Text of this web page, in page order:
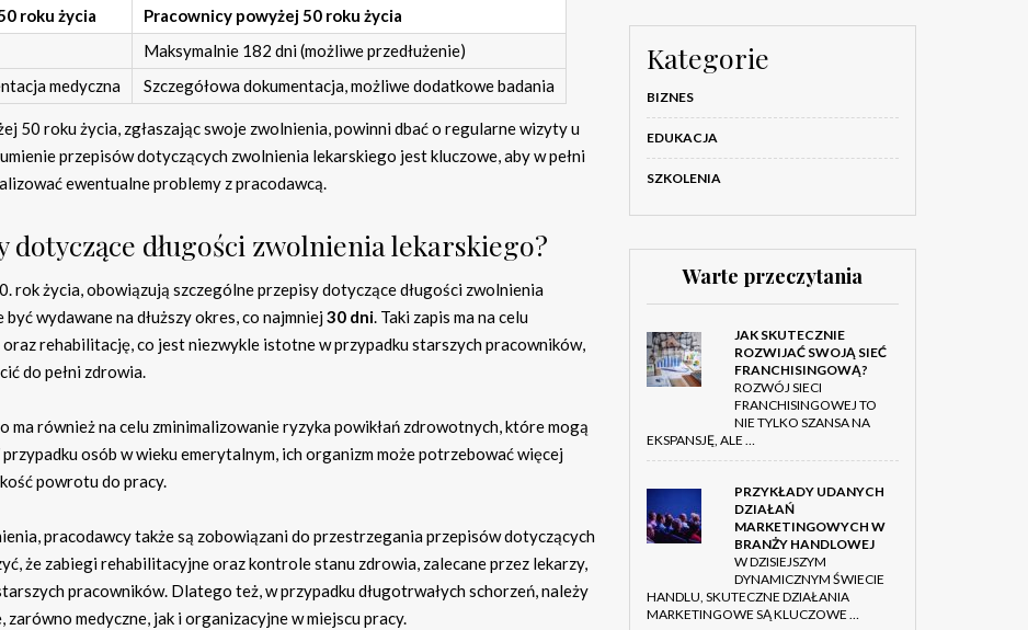
roku życia
Pracownicy powyżej 50 roku życia
Maksymalnie 182 dni (możliwe przedłużenie)
medyczna Szczegółowa dokumentacja, możliwe dodatkowe badania
50 roku życia, zgłaszając swoje zwolnienia, powinni dbać o regularne wizyty u
przepisów dotyczących zwolnienia lekarskiego jest kluczowe, aby w pełni
ewentualne problemy z pracodawcą.
dotyczące długości zwolnienia lekarskiego?
rok życia, obowiązują szczególne przepisy dotyczące długości zwolnienia
wydawane na dłuższy okres, co najmniej30 dni. Taki zapis ma na celu
rehabilitację, co jest niezwykle istotne w przypadku starszych pracowników,
do pełni zdrowia.
ma również na celu zminimalizowanie ryzyka powikłań zdrowotnych, które mogą
osób w wieku emerytalnym, ich organizm może potrzebować więcej
powrotu do pracy.
pracodawcy także są zobowiązani do przestrzegania przepisów dotyczących
że zabiegi rehabilitacyjne oraz kontrole stanu zdrowia, zalecane przez lekarzy,
pracowników. Dlatego też, w przypadku długotrwałych schorzeń, należy
medyczne, jak i organizacyjne w miejscu pracy.
Kategorie
BIZNES
EDUKACJA
SZKOLENIA
Warte przeczytania
JAK SKUTECZNIE
ROZWIJAĆ SWOJĄ SIEĆ
FRANCHISINGOWĄ?
ROZWÓJ SIECI
FRANCHISINGOWEJ TO
NIE TYLKO SZANSA NA
EKSPANSJĘ, ALE …
PRZYKŁADY UDANYCH
DZIAŁAŃ
MARKETINGOWYCH W
BRANŻY HANDLOWEJ
W DZISIEJSZYM
DYNAMICZNYM ŚWIECIE
HANDLU, SKUTECZNE DZIAŁANIA
MARKETINGOWE SĄ KLUCZOWE …